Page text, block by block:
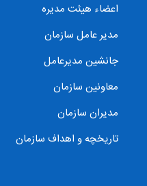
اعضاء هیئت مدیره
مدیر عامل سازمان
جانشین مدیرعامل
معاونین سازمان
مدیران سازمان
تاریخچه و اهداف سازمان